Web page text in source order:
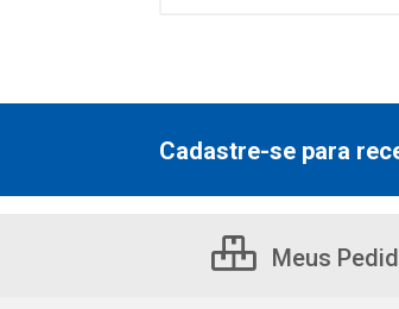
Cadastre-se para
Meus